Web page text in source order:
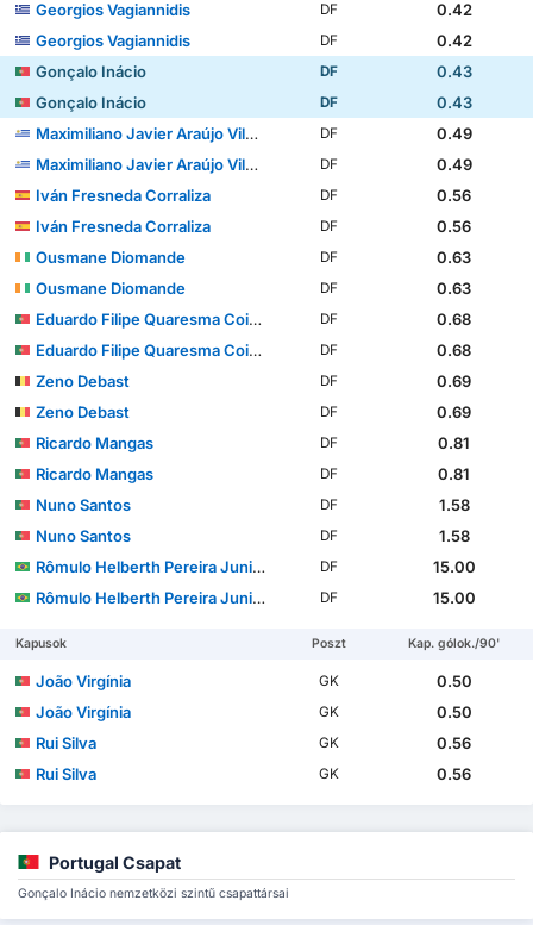
Georgios Vagiannidis DF
0.42
Georgios Vagiannidis
DF
0.42
Gonçalo Inácio
DF
0.43
Gonçalo Inácio
DF
0.43
Maximiliano Javier Araújo Vilches
DF
0.49
Maximiliano Javier Araújo Vilches
DF
0.49
Iván Fresneda Corraliza
DF
0.56
Iván Fresneda Corraliza
DF
0.56
Ousmane Diomande
DF
0.63
Ousmane Diomande
DF
0.63
Eduardo Filipe Quaresma Coimbra Simões
DF
0.68
Eduardo Filipe Quaresma Coimbra Simões
DF
0.68
Zeno Debast
DF
0.69
Zeno Debast
DF
0.69
Ricardo Mangas
DF
0.81
Ricardo Mangas
DF
0.81
Nuno Santos
DF
1.58
Nuno Santos
DF
1.58
Rômulo Helberth Pereira Junior
DF
15.00
Rômulo Helberth Pereira Junior
DF 15.00
Kapusok Poszt Kap. gólok./90'
João Virgínia GK
0.50
João Virgínia
GK
0.50
Rui Silva
GK
0.56
Rui Silva
GK 0.56
Portugal Csapat
Gonçalo Inácio nemzetközi szintű csapattársai